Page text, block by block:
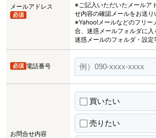
メールアドレス
必須
※ご記入いただいたメールア
せ内容の確認メールをお送り
※Yahoo!メールなどのフリー
合、迷惑メールフォルダに入
迷惑メールのフォルダ・設定
電話番号
必須
お問合せ内容
買いたい
売りたい